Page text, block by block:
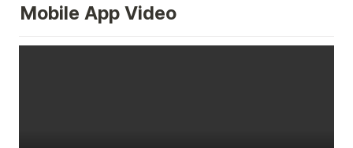
Mobile App Video